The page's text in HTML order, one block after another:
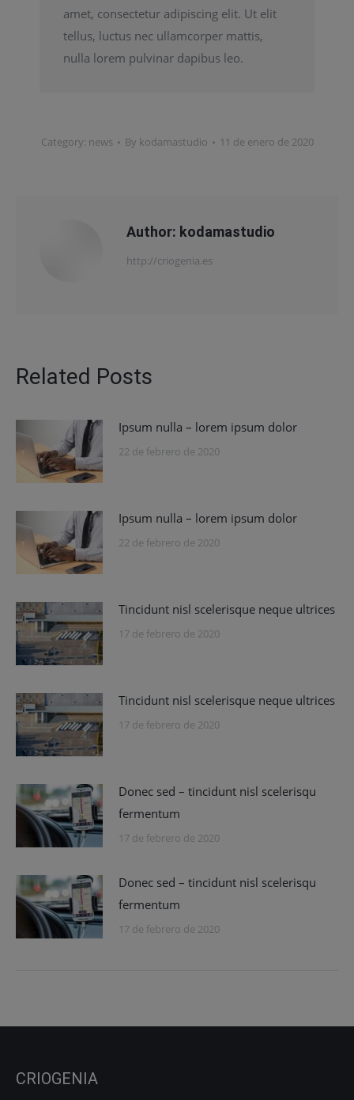
amet, consectetur adipiscing elit. Ut elit
tellus, luctus nec ullamcorper mattis,
nulla lorem pulvinar dapibus leo.
Category: news By kodamastudio 11 de enero de 2020
Author: kodamastudio
http://criogenia.es
Related Posts
Ipsum nulla – lorem ipsum dolor
22 de febrero de 2020
Ipsum nulla – lorem ipsum dolor
22 de febrero de 2020
Tincidunt nisl scelerisque neque ultrices
17 de febrero de 2020
Tincidunt nisl scelerisque neque ultrices
17 de febrero de 2020
Donec sed – tincidunt nisl scelerisqu
fermentum
17 de febrero de 2020
Donec sed – tincidunt nisl scelerisqu
fermentum
17 de febrero de 2020
CRIOGENIA